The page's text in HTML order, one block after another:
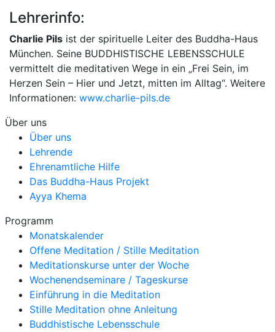
Lehrerinfo:
Charlie Pils ist der spirituelle Leiter des Buddha-Haus
München. Seine BUDDHISTISCHE LEBENSSCHULE
vermittelt die meditativen Wege in ein „Frei Sein, im
Herzen Sein – Hier und Jetzt, mitten im Alltag“. Weitere
Informationen: www.charlie-pils.de
Über uns
Über uns
Lehrende
Ehrenamtliche Hilfe
Das Buddha-Haus Projekt
Ayya Khema
Programm
Monatskalender
Offene Meditation / Stille Meditation
Meditationskurse unter der Woche
Wochenendseminare / Tageskurse
Einführung in die Meditation
Stille Meditation ohne Anleitung
Buddhistische Lebensschule